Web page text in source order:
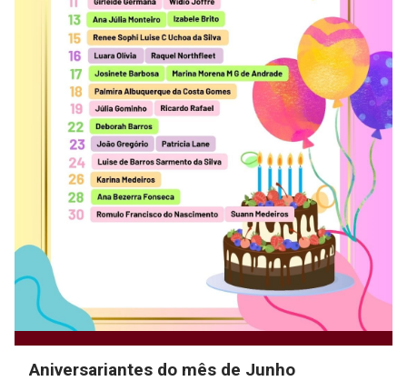
Aniversariantes do mês de Junho